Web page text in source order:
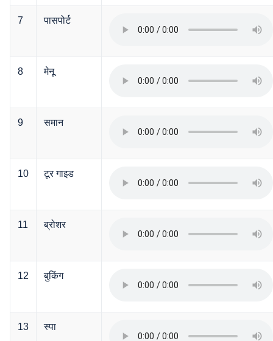
7 पासपोर्ट
8 मेनू
9 समान
10 टूर गाइड
11 ब्रोशर
12 बुकिंग
13 स्पा